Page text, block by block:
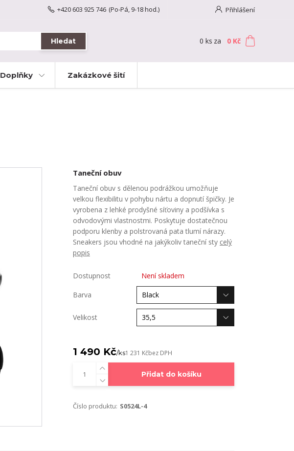
Přihlášení
Hledat
+420 603 925 746 (Po-Pá, 9-18 hod.)
0 ks za 0 Kč
Doplňky Zakázkové šití
Taneční obuv
Taneční obuv s dělenou podrážkou umožňuje
velkou flexibilitu v pohybu nártu a dopnutí špičky. Je
vyrobena z lehké prodyšné síťoviny a podšívka s
odvodovými vlastnostmi. Poskytuje dostatečnou
podporu klenby a polstrovaná pata tlumí nárazy.
Sneakers jsou vhodné na jakýkoliv taneční sty celý
popis
Dostupnost Není skladem
Barva
Velikost
1 490 Kč/ks1 231 Kčbez DPH
Přidat do košíku
Číslo produktu: S0524L-4